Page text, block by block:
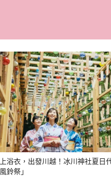
浴衣，出發川越！冰川神社夏日
鈴祭」